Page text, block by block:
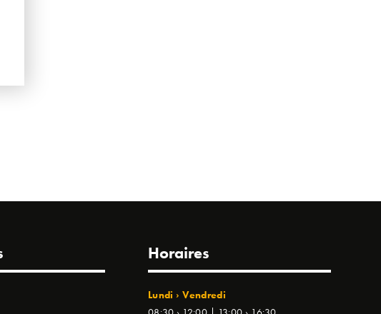
Horaires
Lundi › Vendredi